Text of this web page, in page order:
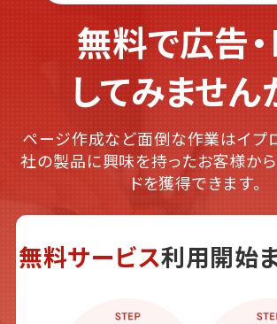
無料で広告
してみません
ページ作成など面倒な作業はイプ
社の製品に興味を持ったお客様から
ドを獲得できます。
無料サービス利用開始